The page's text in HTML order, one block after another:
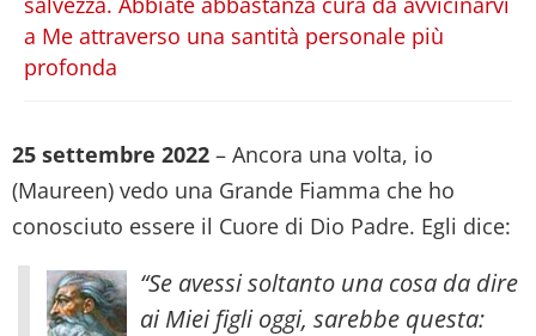
a Me attraverso una santità personale più
profonda
25 settembre 2022 – Ancora una volta, io
(Maureen) vedo una Grande Fiamma che ho
conosciuto essere il Cuore di Dio Padre. Egli dice:
“Se avessi soltanto una cosa da dire
ai Miei figli oggi, sarebbe questa: